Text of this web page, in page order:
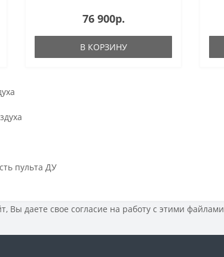
76 900р.
В КОРЗИНУ
пульта ДУ
Вы даете свое согласие на работу с этими файлами